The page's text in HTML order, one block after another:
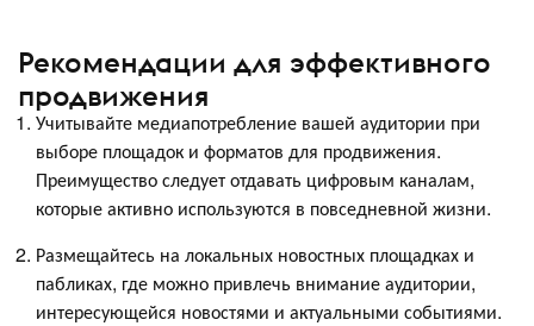
Рекомендации для эффективного
продвижения
Учитывайте медиапотребление вашей аудитории при
выборе площадок и форматов для продвижения.
Преимущество следует отдавать цифровым каналам,
которые активно используются в повседневной жизни.
Размещайтесь на локальных новостных площадках и
пабликах, где можно привлечь внимание аудитории,
интересующейся новостями и актуальными событиями.